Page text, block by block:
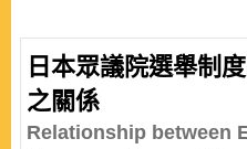
日本眾議院選舉制
之關係
Relationship between